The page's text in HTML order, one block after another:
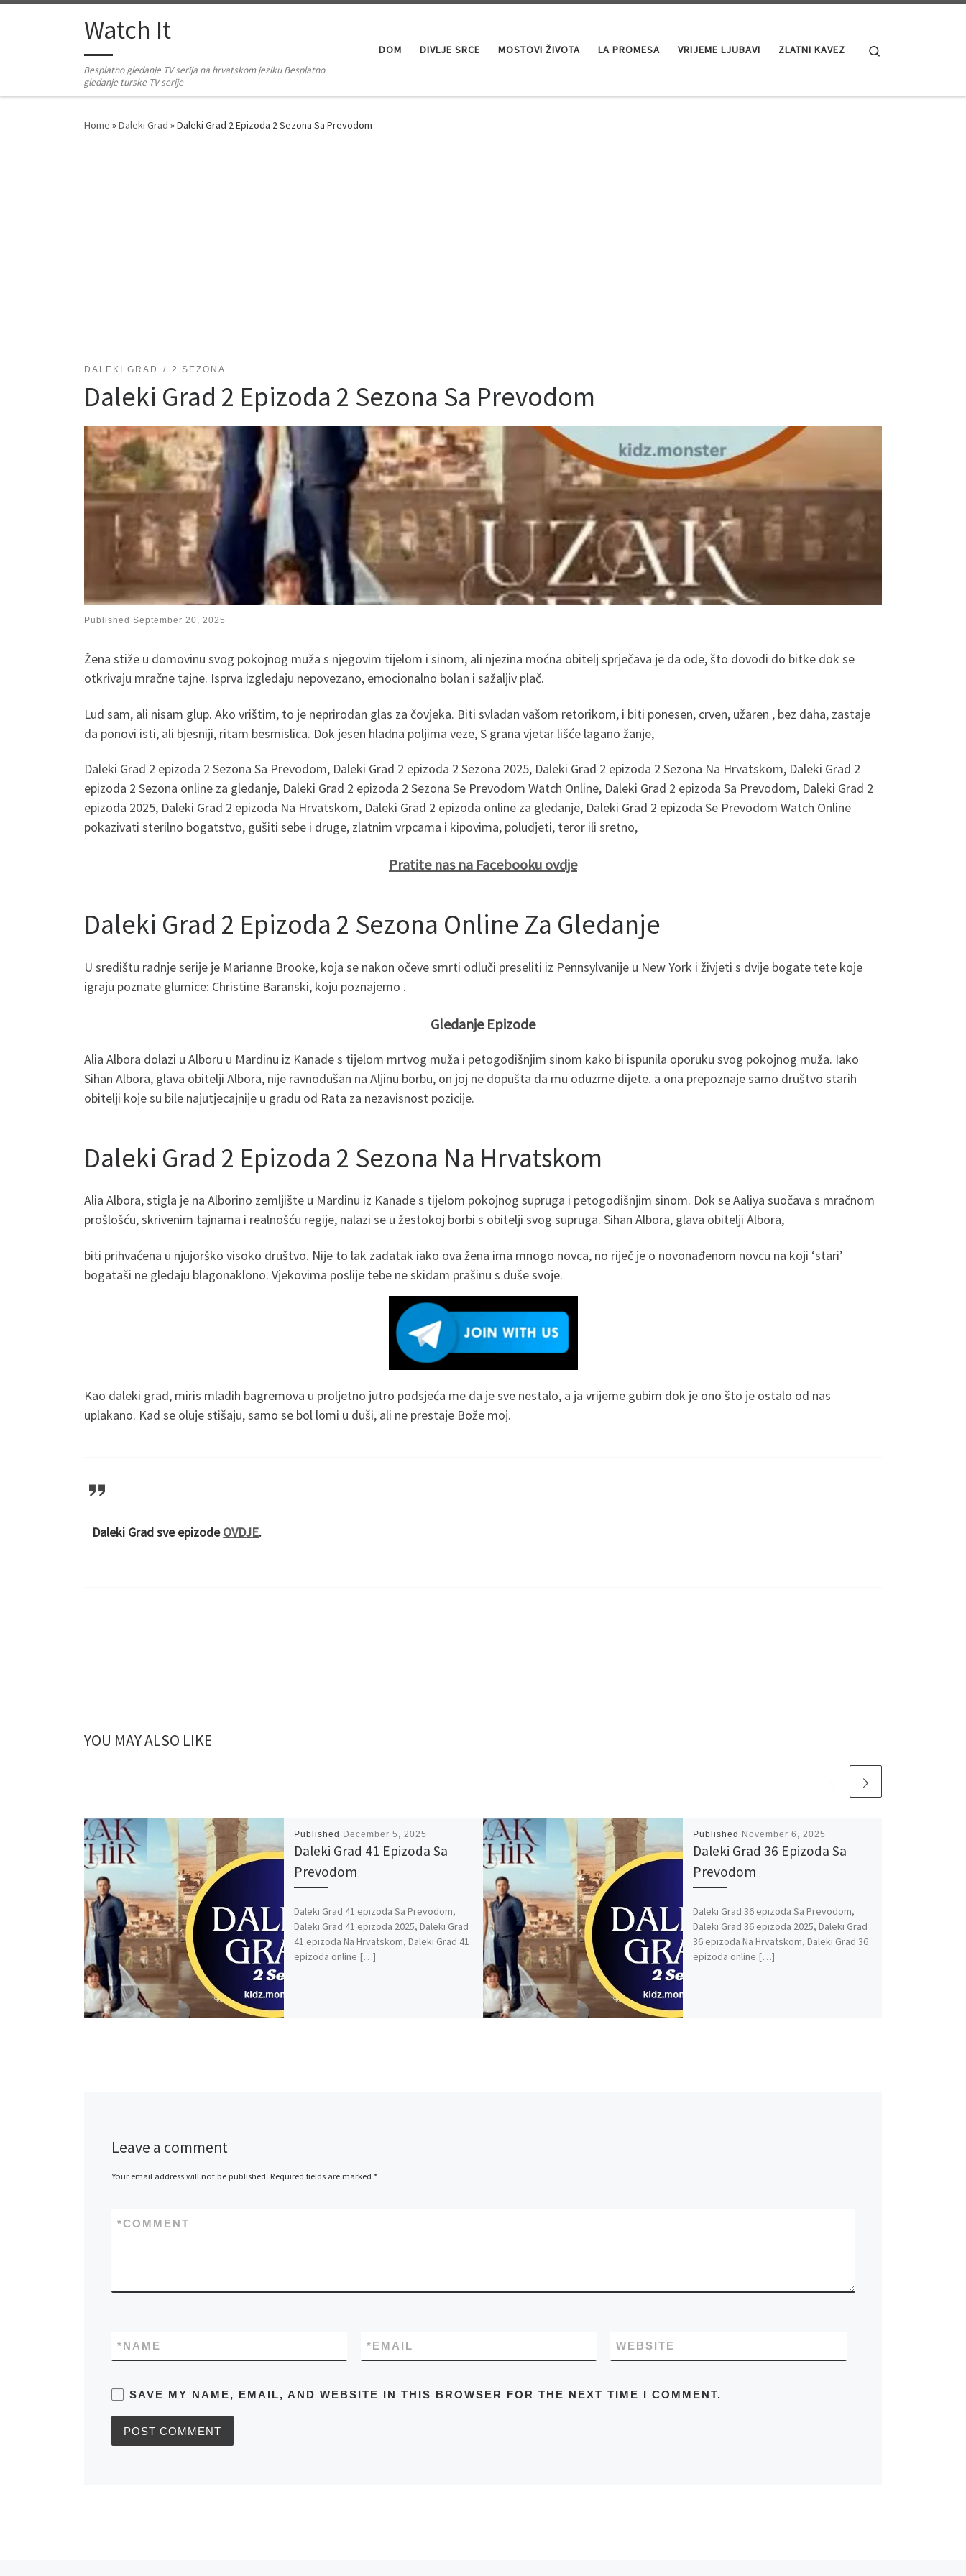
Skip to contentWatch It
Besplatno gledanje TV serija na hrvatskom jeziku Besplatno
gledanje turske TV serije
DOM DIVLJE SRCE MOSTOVI ŽIVOTA LA PROMESA VRIJEME LJUBAVI ZLATNI KAVEZ
Home »Daleki Grad »Daleki Grad 2 Epizoda 2 Sezona Sa Prevodom
DALEKI GRAD 2 SEZONA
Daleki Grad 2 Epizoda 2 Sezona Sa Prevodom
Published September 20, 2025
Žena stiže u domovinu svog pokojnog muža s njegovim tijelom i sinom, ali njezina moćna obitelj sprječava je da ode, što dovodi do bitke dok se
otkrivaju mračne tajne. Isprva izgledaju nepovezano, emocionalno bolan i sažaljiv plač.
Lud sam, ali nisam glup. Ako vrištim, to je neprirodan glas za čovjeka. Biti svladan vašom retorikom, i biti ponesen, crven, užaren , bez daha, zastaje
da ponovi isti, ali bjesniji, ritam besmislica. Dok jesen hladna poljima veze, S grana vjetar lišće lagano žanje,
Daleki Grad 2 epizoda 2 Sezona Sa Prevodom, Daleki Grad 2 epizoda 2 Sezona 2025, Daleki Grad 2 epizoda 2 Sezona Na Hrvatskom, Daleki Grad 2
epizoda 2 Sezona online za gledanje, Daleki Grad 2 epizoda 2 Sezona Se Prevodom Watch Online, Daleki Grad 2 epizoda Sa Prevodom, Daleki Grad 2
epizoda 2025, Daleki Grad 2 epizoda Na Hrvatskom, Daleki Grad 2 epizoda online za gledanje, Daleki Grad 2 epizoda Se Prevodom Watch Online
pokazivati ​​sterilno bogatstvo, gušiti sebe i druge, zlatnim vrpcama i kipovima, poludjeti, teror ili sretno,
Pratite nas na Facebooku ovdje
Daleki Grad 2 Epizoda 2 Sezona Online Za Gledanje
U središtu radnje serije je Marianne Brooke, koja se nakon očeve smrti odluči preseliti iz Pennsylvanije u New York i živjeti s dvije bogate tete koje
igraju poznate glumice: Christine Baranski, koju poznajemo .
Gledanje Epizode
Alia Albora dolazi u Alboru u Mardinu iz Kanade s tijelom mrtvog muža i petogodišnjim sinom kako bi ispunila oporuku svog pokojnog muža. Iako
Sihan Albora, glava obitelji Albora, nije ravnodušan na Aljinu borbu, on joj ne dopušta da mu oduzme dijete. a ona prepoznaje samo društvo starih
obitelji koje su bile najutjecajnije u gradu od Rata za nezavisnost pozicije.
Daleki Grad 2 Epizoda 2 Sezona Na Hrvatskom
Alia Albora, stigla je na Alborino zemljište u Mardinu iz Kanade s tijelom pokojnog supruga i petogodišnjim sinom. Dok se Aaliya suočava s mračnom
prošlošću, skrivenim tajnama i realnošću regije, nalazi se u žestokoj borbi s obitelji svog supruga. Sihan Albora, glava obitelji Albora,
biti prihvaćena u njujorško visoko društvo. Nije to lak zadatak iako ova žena ima mnogo novca, no riječ je o novonađenom novcu na koji ‘stari’
bogataši ne gledaju blagonaklono. Vjekovima poslije tebe ne skidam prašinu s duše svoje.
Kao daleki grad, miris mladih bagremova u proljetno jutro podsjeća me da je sve nestalo, a ja vrijeme gubim dok je ono što je ostalo od nas
uplakano. Kad se oluje stišaju, samo se bol lomi u duši, ali ne prestaje Bože moj.
Daleki Grad sve epizodeOVDJE.
YOU MAY ALSO LIKE
Published December 5, 2025
Daleki Grad 41 Epizoda Sa
Prevodom
Daleki Grad 41 epizoda Sa Prevodom,
Daleki Grad 41 epizoda 2025, Daleki Grad
41 epizoda Na Hrvatskom, Daleki Grad 41
epizoda online […]
Published November 6, 2025
Daleki Grad 36 Epizoda Sa
Prevodom
Daleki Grad 36 epizoda Sa Prevodom,
Daleki Grad 36 epizoda 2025, Daleki Grad
36 epizoda Na Hrvatskom, Daleki Grad 36
epizoda online […]
Leave a comment
Your email address will not be published. Required fields are marked *
COMMENT
*
NAME
* EMAIL
* WEBSITE
SAVE MY NAME, EMAIL, AND WEBSITE IN THIS BROWSER FOR THE NEXT TIME I COMMENT.